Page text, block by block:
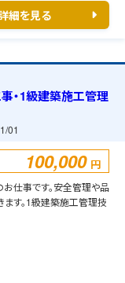
細を見る
・1級建築施工管理
01
100,000 円
仕事です。安全管理や品
す。1級建築施工管理技